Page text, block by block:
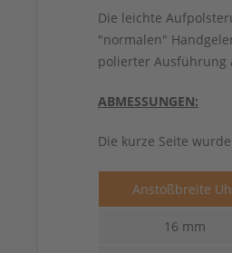
Die leichte
"normalen"
polierter Ausführung
ABMESSUNGEN:
Die kurze Seite
Anstoßbreite
16 mm